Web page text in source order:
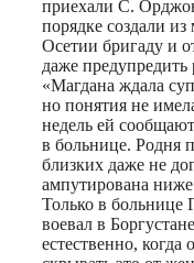
приехали С.
порядке создали
Осетии бригаду и
даже
«Магдана ждала
но понятия не
недель ей
в больнице. Родня
близких даже не
ампутирована ниже
Только в больнице
воевал в
естественно,